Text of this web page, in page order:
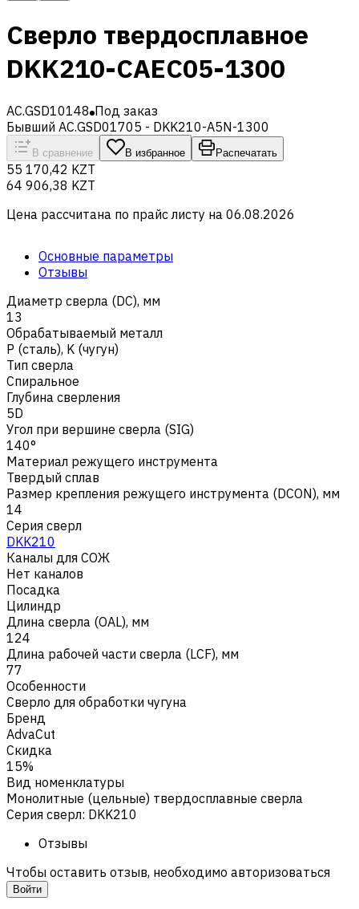
Сверло твердосплавное
DKK210-CAEC05-1300
AC.GSD10148 Под заказ
Бывший AC.GSD01705 - DKK210-A5N-1300
В сравнение В избранное Распечатать
55 170,42 KZT
64 906,38 KZT
Цена рассчитана по прайс листу на 06.08.2026
Основные параметры
Отзывы
Диаметр сверла (DC), мм
13
Обрабатываемый металл
Р (сталь), K (чугун)
Тип сверла
Спиральное
Глубина сверления
5D
Угол при вершине сверла (SIG)
140°
Материал режущего инструмента
Твердый сплав
Размер крепления режущего инструмента (DCON), мм
14
Серия сверл
DKK210
Каналы для СОЖ
Нет каналов
Посадка
Цилиндр
Длина сверла (OAL), мм
124
Длина рабочей части сверла (LCF), мм
77
Особенности
Сверло для обработки чугуна
Бренд
AdvaCut
Скидка
15%
Вид номенклатуры
Монолитные (цельные) твердосплавные сверла
Серия сверл: DKK210
Отзывы
Чтобы оставить отзыв, необходимо авторизоваться
Войти